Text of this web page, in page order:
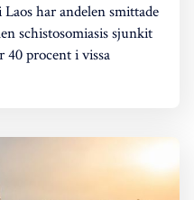
har andelen smittade
schistosomiasis sjunkit
procent i vissa